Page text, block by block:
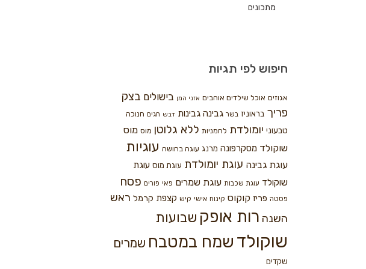
מתכונים
חיפוש לפי תגיות
אגוזים אוכל שילדים אוהבים אזני המן בישולים בצק
פריך בראוניז בשר גבינה גבינות דבש חגים חנוכה
טבעוני יומולדת לחמניות ללא גלוטן מוס מוס
שוקולד מסקרפונה מרנג עוגה בחושה עוגיות
עוגת גבינה עוגת יומולדת עוגת מוס עוגת
שוקולד עוגת שכבות עוגת שמרים פאי פורים פסח
פסטה פריז קוקוס קינוח אישי קיש קצפת קרמל ראש
השנה רות אופק שבועות
שוקולד שמח במטבח שמרים
שקדים